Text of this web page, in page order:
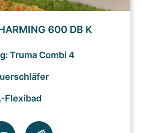
600 DB K
Truma Combi 4
Flexibad